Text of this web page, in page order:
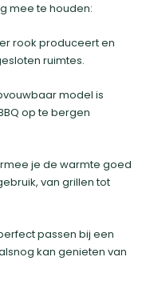
mee te houden:
rook produceert en
ruimtes.
model is
op te bergen
je de warmte goed
van grillen tot
passen bij een
kan genieten van